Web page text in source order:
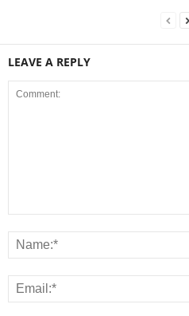
LEAVE A REPLY